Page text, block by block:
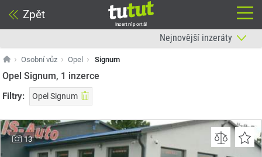
Zpět
Inzertní portál
Osobní vůz Opel Signum
Opel Signum, 1 inzerce
Filtry: Opel Signum
13